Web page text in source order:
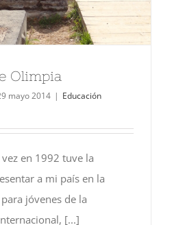
Olimpia
mayo 2014 | Educación
en 1992 tuve la
a mi país en la
jóvenes de la
[...]